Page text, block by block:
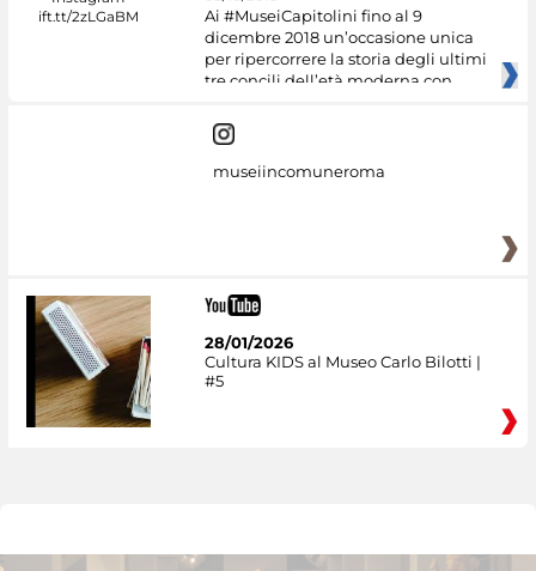
Ai #MuseiCapitolini fino al 9
dicembre 2018 un’occasione unica
per ripercorrere la storia degli ultimi
tre concili dell’età moderna con
museiincomuneroma
28/01/2026
Cultura KIDS al Museo Carlo Bilotti |
#5